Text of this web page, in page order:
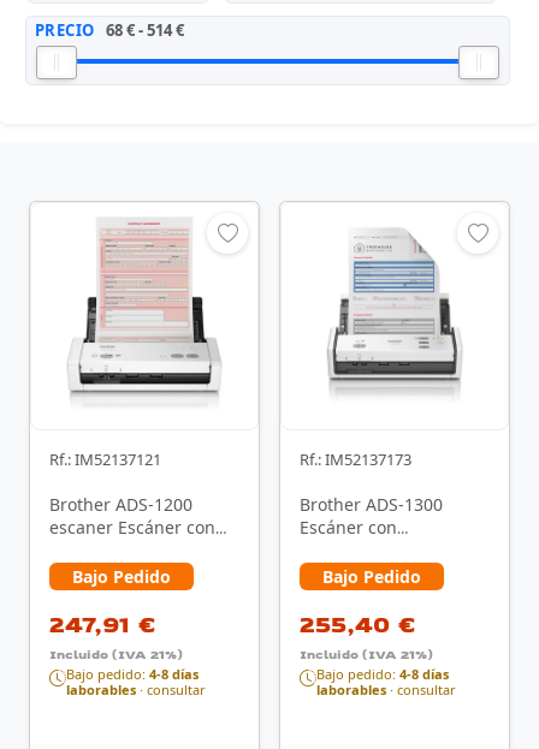
PRECIO 68 € - 514 €
Rf.: IM52137121
Brother ADS-1200
escaner Escáner con
automático de
documentos …
Bajo Pedido
247,91 €
Incluido (IVA 21%)
Bajo pedido: 4-8 días
laborables · consultar
Rf.: IM52137173
Brother ADS-1300
Escáner con
automático de
documentos (ADF) 1200
x …
Bajo Pedido
255,40 €
Incluido (IVA 21%)
Bajo pedido: 4-8 días
laborables · consultar